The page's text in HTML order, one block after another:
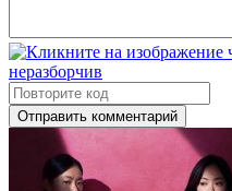
Отправить комментарий